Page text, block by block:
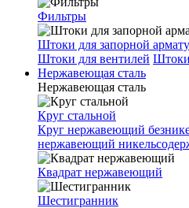
Фильтры
Штоки для запорной
Штоки для вентилей Штоки
Нержавеющая сталь
Нержавеющая сталь
Круг стальной
Круг нержавеющий
нержавеющий
Квадрат нержавеющий
Шестигранник